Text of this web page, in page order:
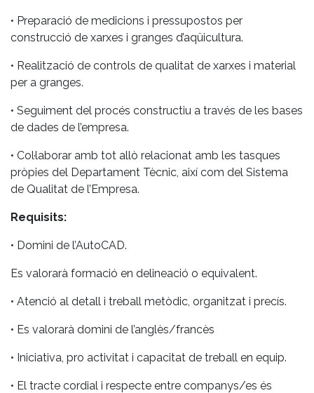
• Preparació de medicions i pressupostos per
construcció de xarxes i granges d’aqüicultura.
• Realització de controls de qualitat de xarxes i material
per a granges.
• Seguiment del procés constructiu a través de les bases
de dades de l’empresa.
• Col·laborar amb tot allò relacionat amb les tasques
pròpies del Departament Tècnic, així com del Sistema
de Qualitat de l’Empresa.
Requisits:
• Domini de l’AutoCAD.
Es valorarà formació en delineació o equivalent.
• Atenció al detall i treball metòdic, organitzat i precís.
• Es valorarà domini de l’anglès/francès
• Iniciativa, pro activitat i capacitat de treball en equip.
• El tracte cordial i respecte entre companys/es és